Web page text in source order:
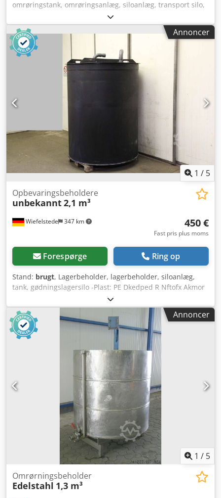
omrøringstank, omrøringsanlæg, siloanlæg, transport silo,
tank, gødningslagersilo, smeltebeholder, smeltetank -
Materiale tank: Rustfrit stål -Tilbehør: Niveauafbryder,
overgangsstykke med filtergaze -Indhold: ca. 5.000 liter -
Beholder: Indvendige mål Ø 1.310 x 3.210 mm -Indløb: Ø
200 mm -Udløb: 745 x 495 mm -Roterende vingemelder:
Maihak MBA 8 -Beholder: Rustfrit stål, stel af stål -Enkelte
komponenter: se billeder Dkodpjwn Dbhofx Akmer -Antal:
2 beholdere til rådighed -Pris: pr. stk. -Transportmål: Ø
1.620 x 3.210 mm / stel 4.285/105/H100 mm -Samlet vægt:
510 kg/stk.
Annoncer
1 / 5
Wiefelstede 347 km
Opbevaringsbeholdere
unbekannt2,1 m³
450 €
Fast pris plus moms
Forespørge Ring op
Stand: brugt, Lagerbeholder, lagerbeholder, siloanlæg,
tank, gødningslagersilo -Plast: PE Dkedped R Nftofx Akmor
-Forsyningssilo: 2,1 m³ -på: fod -Låg: aftageligt -
Tilslutninger: flere -Dimensioner: 1480/1480/H2060 mm -
Vægt: 84 kg
Annoncer
1 / 5
Omrørningsbeholder
Edelstahl 1,3 m³